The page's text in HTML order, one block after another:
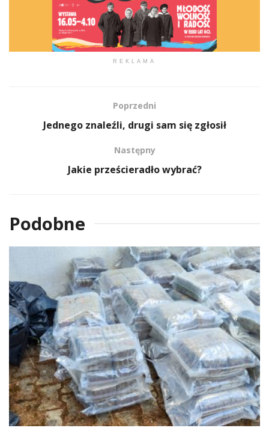
REKLAMA
Poprzedni
Jednego znaleźli, drugi sam się zgłosił
Następny
Jakie prześcieradło wybrać?
Podobne